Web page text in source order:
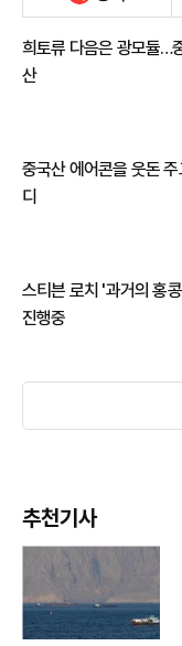
희토류 다음은 광모듈…
산
중국산 에어콘을 웃돈
디
스티븐 로치 '과거의 홍
진행중
추천기사